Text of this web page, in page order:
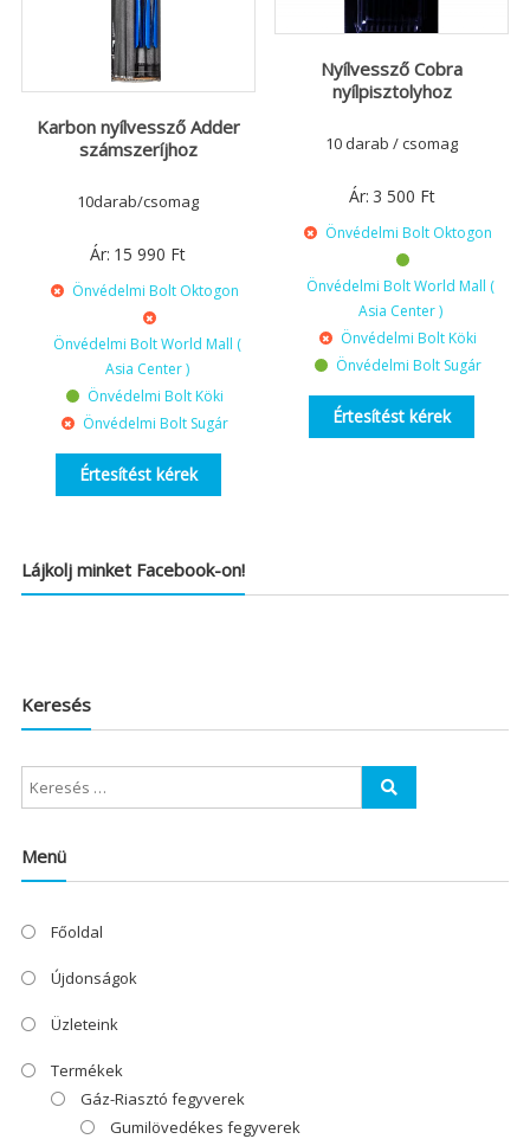
Karbon nyílvessző Adder
számszeríjhoz
10darab/csomag
Ár: 15 990 Ft
Önvédelmi Bolt Oktogon
Önvédelmi Bolt World Mall (
Asia Center )
Önvédelmi Bolt Köki
Önvédelmi Bolt Sugár
Értesítést kérek
Nyílvessző Cobra
nyílpisztolyhoz
10 darab / csomag
Ár: 3 500 Ft
Önvédelmi Bolt Oktogon
Önvédelmi Bolt World Mall (
Asia Center )
Önvédelmi Bolt Köki
Önvédelmi Bolt Sugár
Értesítést kérek
Lájkolj minket Facebook-on!
Keresés
Menü
Főoldal
Újdonságok
Üzleteink
Termékek
Gáz-Riasztó fegyverek
Gumilövedékes fegyverek